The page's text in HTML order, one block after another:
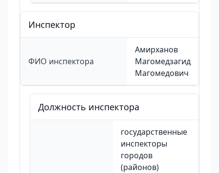
Инспектор
ФИО инспектора
Амирханов
Магомедзагид
Магомедович
Должность инспектора
государственные
инспекторы
городов
(районов)